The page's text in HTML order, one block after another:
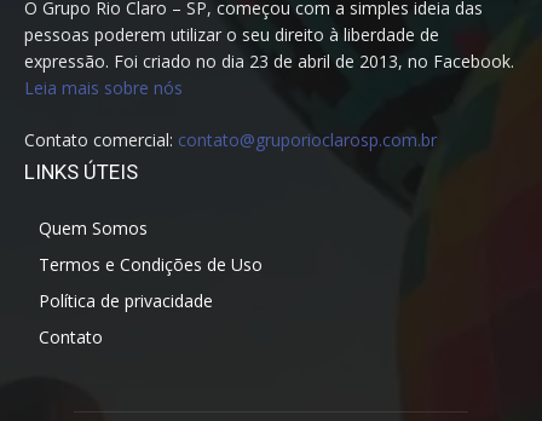
O Grupo Rio Claro – SP, começou com a simples ideia das
pessoas poderem utilizar o seu direito à liberdade de
expressão. Foi criado no dia 23 de abril de 2013, no Facebook.
Leia mais sobre nós
Contato comercial: contato@gruporioclarosp.com.br
LINKS ÚTEIS
Quem Somos
Termos e Condições de Uso
Política de privacidade
Contato